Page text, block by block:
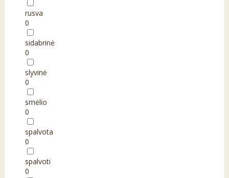
rusva
0
sidabrinė
0
slyvinė
0
smėlio
0
spalvota
0
spalvoti
0